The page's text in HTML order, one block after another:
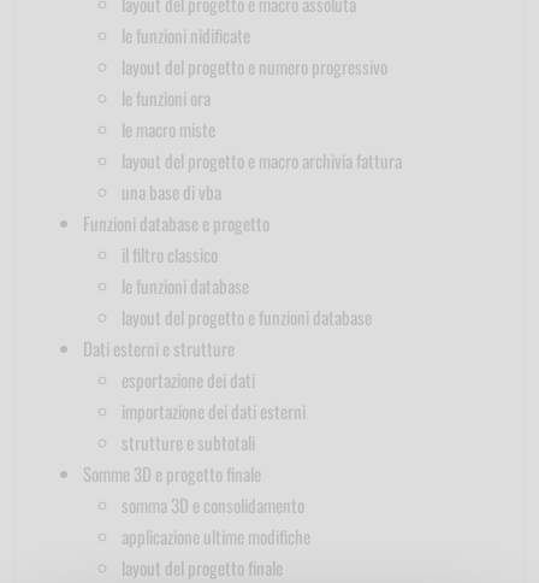
le funzioni nidificate
layout del progetto e numero progressivo
le funzioni ora
le macro miste
layout del progetto e macro archivia fattura
una base di vba
Funzioni database e progetto
il filtro classico
le funzioni database
layout del progetto e funzioni database
Dati esterni e strutture
esportazione dei dati
importazione dei dati esterni
strutture e subtotali
Somme 3D e progetto finale
somma 3D e consolidamento
applicazione ultime modifiche
layout del progetto finale